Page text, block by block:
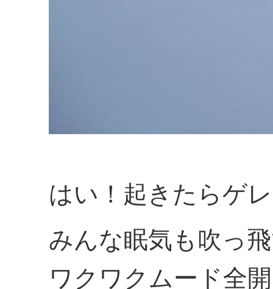
はい！起きたらゲ
みんな眠気も吹っ
ワクワクムード全